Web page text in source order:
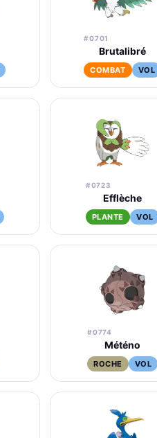
#0701
Brutalibré
COMBAT VOL
#0723
Efflèche
PLANTE VOL
#0774
Météno
ROCHE VOL